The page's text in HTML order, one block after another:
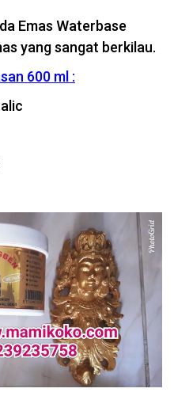
Emas Waterbase
yang sangat berkilau.
600 ml :